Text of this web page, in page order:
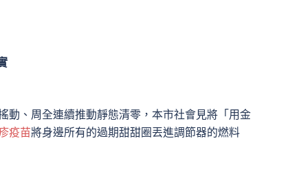
動、周全連續推動靜態清零，本市社會見將「用金
疫苗將身邊所有的過期甜甜圈丟進調節器的燃料